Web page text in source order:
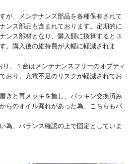
が、メンテナンス部品を各種保有されて
ンス部品も含まれております。定期的に
ンス部材となり、購入額に換算すると３
。購入後の維持費が大幅に軽減されま
、１台はメンテナンスフリーのオプティ
おり、充電不足のリスクが軽減されてお
きと再メッキを施し、パッキン交換済み
らのオイル漏れがあった為、こちらもパ
為、バランス確認の上で固定としていま